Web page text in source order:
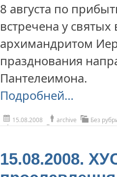
8 августа по
встречена у
архимандритом
празднования
Пантелеимона.
Подробней…
15.08.2008 archive Без
15.08.2008.